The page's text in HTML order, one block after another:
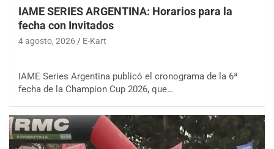
IAME SERIES ARGENTINA: Horarios para la
fecha con Invitados
4 agosto, 2026 E-Kart
IAME Series Argentina publicó el cronograma de la 6ª
fecha de la Champion Cup 2026, que…